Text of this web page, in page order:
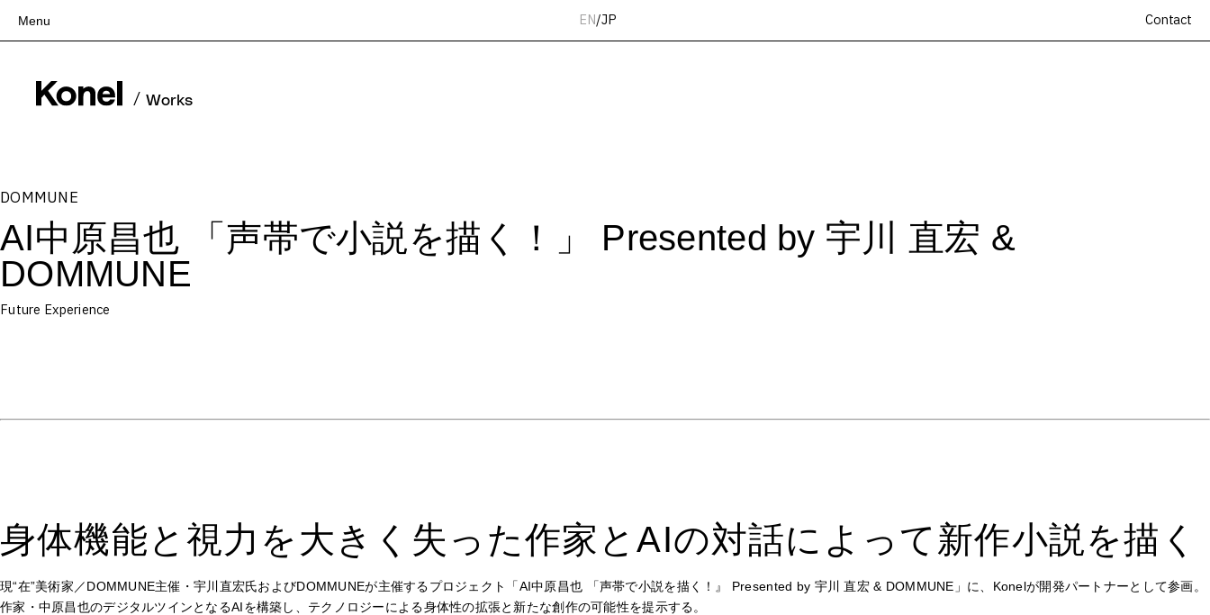
Menu EN/JP Contact
Works
People
News
Recruit
Contact
/ Works
DOMMUNE
AI中原昌也 「声帯で小説を描く！」 Presented by 宇川 直宏 &
DOMMUNE
Future Experience
身体機能と視力を大きく失った作家とAIの対話によって新作小説を描く
現“在”美術家／DOMMUNE主催・宇川直宏氏およびDOMMUNEが主催するプロジェクト「AI中原昌也 「声帯で小説を描く！』 Presented by 宇川 直宏 & DOMMUNE」に、Konelが開発パートナーとして参画。
作家・中原昌也のデジタルツインとなるAIを構築し、テクノロジーによる身体性の拡張と新たな創作の可能性を提示する。